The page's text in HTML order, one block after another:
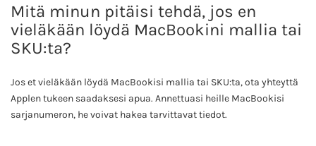
Mitä minun pitäisi tehdä, jos en
vieläkään löydä MacBookini mallia tai
SKU:ta?
Jos et vieläkään löydä MacBookisi mallia tai SKU:ta, ota yhteyttä
Applen tukeen saadaksesi apua. Annettuasi heille MacBookisi
sarjanumeron, he voivat hakea tarvittavat tiedot.